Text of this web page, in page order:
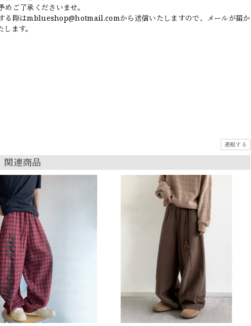
ご了承くださいませ。
る際はmblueshop@hotmail.comから送信いたしますので、メールが届か
ます。
通報する
関連商品